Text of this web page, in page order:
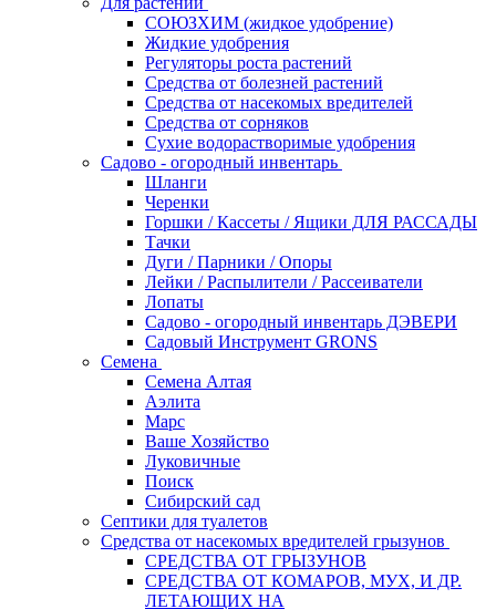
СОЮЗХИМ (жидкое удобрение)
Жидкие удобрения
Регуляторы роста растений
Средства от болезней растений
Средства от насекомых вредителей
Средства от сорняков
Сухие водорастворимые удобрения
Садово - огородный инвентарь
Шланги
Черенки
Горшки / Кассеты / Ящики ДЛЯ РАССАДЫ
Тачки
Дуги / Парники / Опоры
Лейки / Распылители / Рассеиватели
Лопаты
Садово - огородный инвентарь ДЭВЕРИ
Садовый Инструмент GRONS
Семена
Семена Алтая
Аэлита
Марс
Ваше Хозяйство
Луковичные
Поиск
Сибирский сад
Септики для туалетов
Средства от насекомых вредителей грызунов
СPEДСТВА ОТ ГРЫЗУНОВ
СРЕДСТВА ОТ КОМАРОВ, МУХ, И ДР.
ЛЕТАЮЩИХ НА